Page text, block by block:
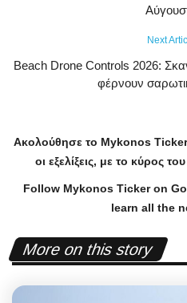
Next
Beach Drone Controls 2026:
φέρνουν
Ακολούθησε το Mykonos
οι εξελίξεις, με το κύρος του
Follow Mykonos Ticker on
learn all the
More on this story